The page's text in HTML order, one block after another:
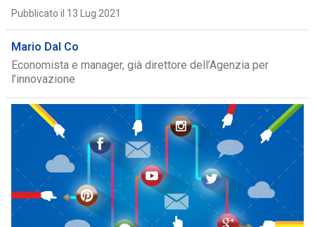
Pubblicato il 13 Lug 2021
Mario Dal Co
Economista e manager, già direttore dell’Agenzia per
l’innovazione